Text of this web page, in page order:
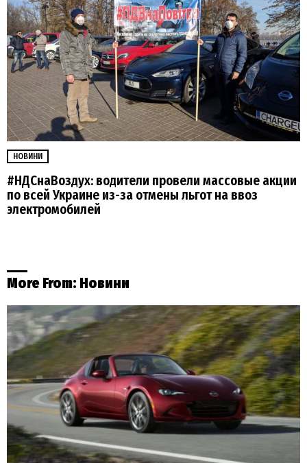
НОВИНИ
#НДСнаВоздух: водители провели массовые акции
по всей Украине из-за отмены льгот на ввоз
электромобилей
More From: Новини